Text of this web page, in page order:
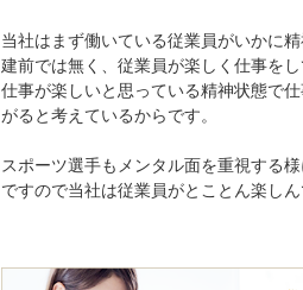
当社はまず働いている従業員がいかに
建前では無く、従業員が楽しく仕事をし
仕事が楽しいと思っている精神状態で
がると考えているからです。
スポーツ選手もメンタル面を重視する
ですので当社は従業員がとことん楽し